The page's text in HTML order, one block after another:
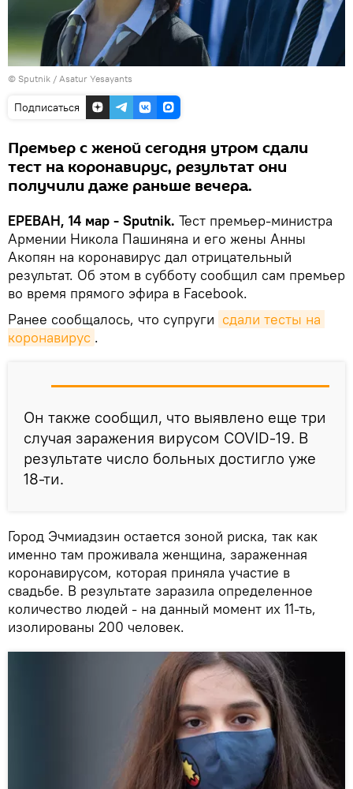
© Sputnik / Asatur Yesayants
Подписаться
Премьер с женой сегодня утром сдали
тест на коронавирус, результат они
получили даже раньше вечера.
ЕРЕВАН, 14 мар - Sputnik. Тест премьер-министра
Армении Никола Пашиняна и его жены Анны
Акопян на коронавирус дал отрицательный
результат. Об этом в субботу сообщил сам премьер
во время прямого эфира в Facebook.
Ранее сообщалось, что супруги сдали тесты на
коронавирус .
Он также сообщил, что выявлено еще три
случая заражения вирусом COVID-19. В
результате число больных достигло уже
18-ти.
Город Эчмиадзин остается зоной риска, так как
именно там проживала женщина, зараженная
коронавирусом, которая приняла участие в
свадьбе. В результате заразила определенное
количество людей - на данный момент их 11-ть,
изолированы 200 человек.